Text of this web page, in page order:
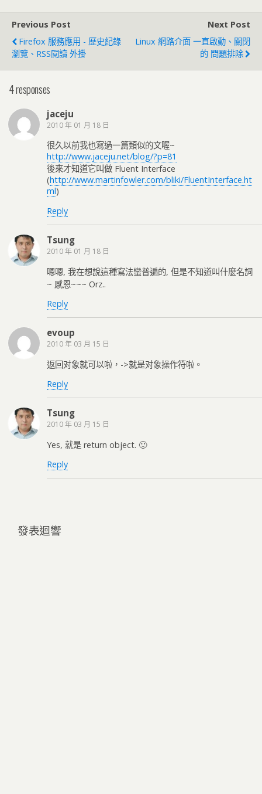
Previous Post
Firefox 服務應用 - 歷史紀錄
瀏覽、RSS閱讀 外掛
Next Post
Linux 網路介面 一直啟動、關閉
的 問題排除
4 responses
jaceju
2010 年 01 月 18 日
很久以前我也寫過一篇類似的文喔~
http://www.jaceju.net/blog/?p=81
後來才知道它叫做 Fluent Interface
(http://www.martinfowler.com/bliki/FluentInterface.ht
ml)
Reply
Tsung
2010 年 01 月 18 日
嗯嗯, 我在想說這種寫法蠻普遍的, 但是不知道叫什麼名詞
~ 感恩~~~ Orz..
Reply
evoup
2010 年 03 月 15 日
返回对象就可以啦，->就是对象操作符啦。
Reply
Tsung
2010 年 03 月 15 日
Yes, 就是 return object. 🙂
Reply
發表迴響